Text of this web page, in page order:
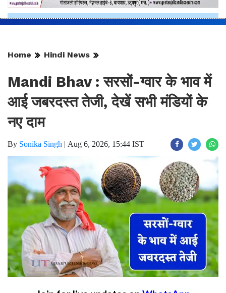
Home Hindi News
Mandi Bhav : सरसों-ग्वार के भाव में
आई जबरदस्त तेजी, देखें सभी मंडियों के
नए दाम
By Sonika Singh | Aug 6, 2026, 15:44 IST